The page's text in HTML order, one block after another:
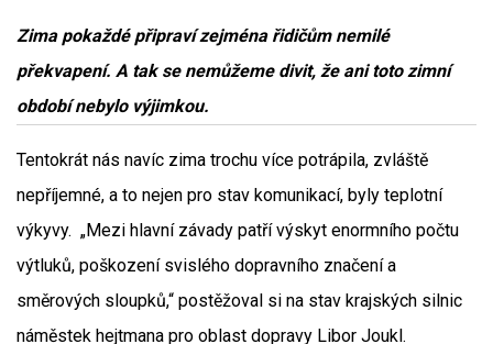
Zima pokaždé připraví zejména řidičům nemilé
překvapení. A tak se nemůžeme divit, že ani toto zimní
období nebylo výjimkou.
Tentokrát nás navíc zima trochu více potrápila, zvláště
nepříjemné, a to nejen pro stav komunikací, byly teplotní
výkyvy. „Mezi hlavní závady patří výskyt enormního počtu
výtluků, poškození svislého dopravního značení a
směrových sloupků,“ postěžoval si na stav krajských silnic
náměstek hejtmana pro oblast dopravy Libor Joukl.